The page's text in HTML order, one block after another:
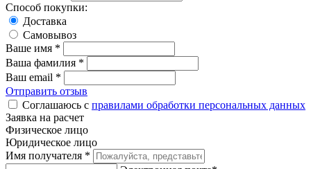
Способ покупки:
Доставка
Самовывоз
Ваше имя *
Ваша фамилия *
Ваш email *
Отправить отзыв
Соглашаюсь с правилами обработки персональных данных
Заявка на расчет
Физическое лицо
Юридическое лицо
Имя получателя *